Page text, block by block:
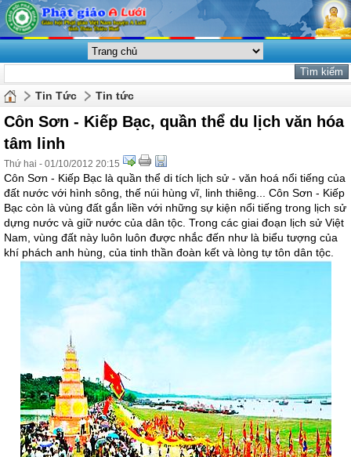
Tin Tức Tin tức
Côn Sơn - Kiếp Bạc, quần thể du lịch văn hóa
tâm linh
Thứ hai - 01/10/2012 20:15
Côn Sơn - Kiếp Bạc là quần thể di tích lịch sử - văn hoá nổi tiếng của
đất nước với hình sông, thế núi hùng vĩ, linh thiêng... Côn Sơn - Kiếp
Bạc còn là vùng đất gắn liền với những sự kiện nổi tiếng trong lịch sử
dựng nước và giữ nước của dân tộc. Trong các giai đoạn lịch sử Việt
Nam, vùng đất này luôn luôn được nhắc đến như là biểu tượng của
khí phách anh hùng, của tinh thần đoàn kết và lòng tự tôn dân tộc.